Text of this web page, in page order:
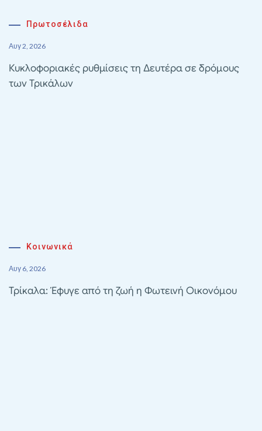
Πρωτοσέλιδα
Αυγ 2, 2026
Κυκλοφοριακές ρυθμίσεις τη Δευτέρα σε δρόμους
των Τρικάλων
Κοινωνικά
Αυγ 6, 2026
Τρίκαλα: Έφυγε από τη ζωή η Φωτεινή Οικονόμου